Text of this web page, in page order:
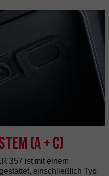
(A + C)
357 ist mit einem
einschließlich Typ